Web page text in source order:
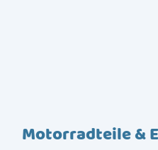
Motorradteile &